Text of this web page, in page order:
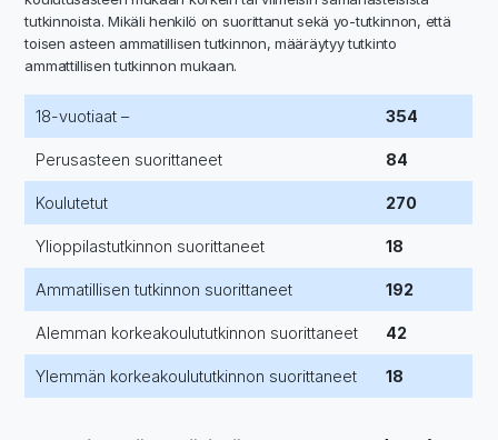
tutkinnoista. Mikäli henkilö on suorittanut sekä yo-tutkinnon, että
toisen asteen ammatillisen tutkinnon, määräytyy tutkinto
ammattillisen tutkinnon mukaan.
18-vuotiaat – 354
Perusasteen suorittaneet 84
Koulutetut 270
Ylioppilastutkinnon suorittaneet 18
Ammatillisen tutkinnon suorittaneet 192
Alemman korkeakoulututkinnon suorittaneet 42
Ylemmän korkeakoulututkinnon suorittaneet 18